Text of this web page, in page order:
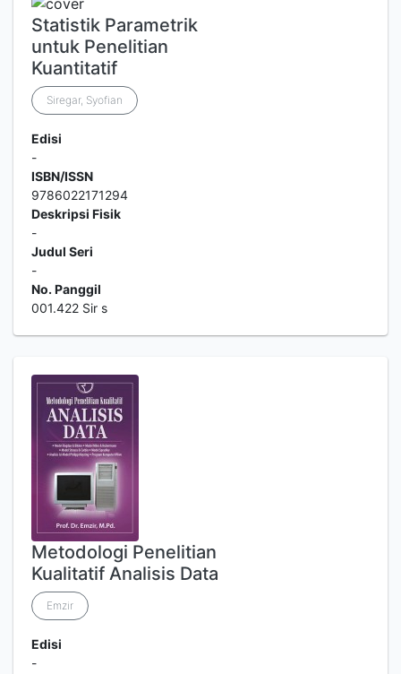
Statistik Parametrik
untuk Penelitian
Kuantitatif
Siregar, Syofian
Edisi
-
ISBN/ISSN
9786022171294
Deskripsi Fisik
-
Judul Seri
-
No. Panggil
001.422 Sir s
Metodologi Penelitian
Kualitatif Analisis Data
Emzir
Edisi
-